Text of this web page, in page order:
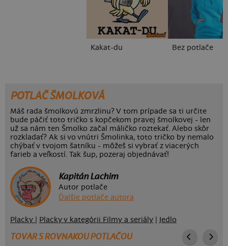
Kakat-du Bez potlače
POTLAČ ŠMOLKOVÁ
Máš rada šmolkovú zmrzlinu? V tom prípade sa ti určite
bude páčiť toto tričko s kopčekom pravej šmolkovej - len
už sa nám ten Šmolko začal máličko roztekať. Alebo skôr
rozkladať? Ak si vo vnútri Šmolinka, toto tričko by nemalo
chýbať v tvojom šatníku - môžeš si vybrať z viacerých
farieb a veľkostí. Tak šup, pozeraj objednávať!
Kapitán Lachim
Autor potlače
Ďalšie potlače autora
Placky Placky v kategórii Filmy a seriály Jedlo
TOVAR S ROVNAKOU POTLAČOU